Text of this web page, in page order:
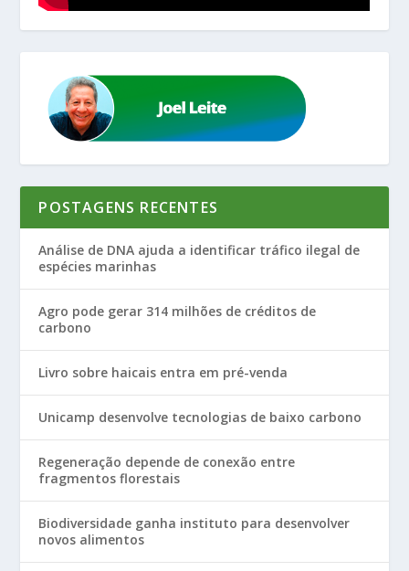
POSTAGENS RECENTES
Análise de DNA ajuda a identificar tráfico ilegal de
espécies marinhas
Agro pode gerar 314 milhões de créditos de
carbono
Livro sobre haicais entra em pré-venda
Unicamp desenvolve tecnologias de baixo carbono
Regeneração depende de conexão entre
fragmentos florestais
Biodiversidade ganha instituto para desenvolver
novos alimentos